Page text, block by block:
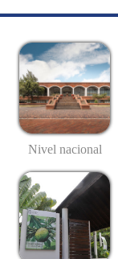
Nivel nacional